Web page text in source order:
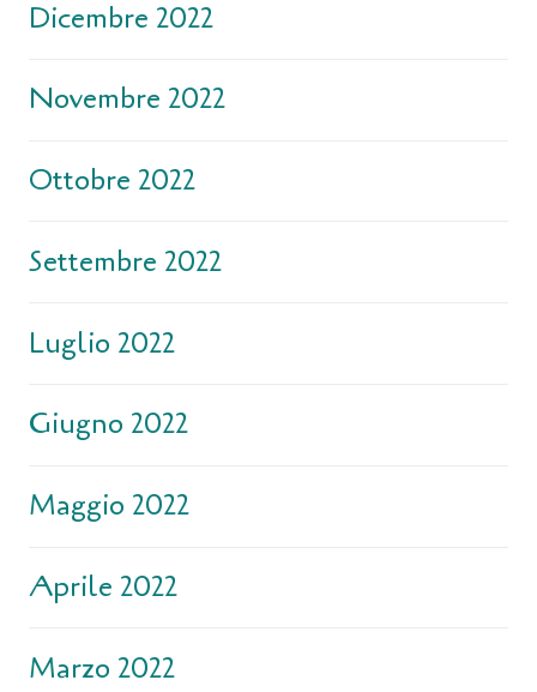
Dicembre 2022
Novembre 2022
Ottobre 2022
Settembre 2022
Luglio 2022
Giugno 2022
Maggio 2022
Aprile 2022
Marzo 2022